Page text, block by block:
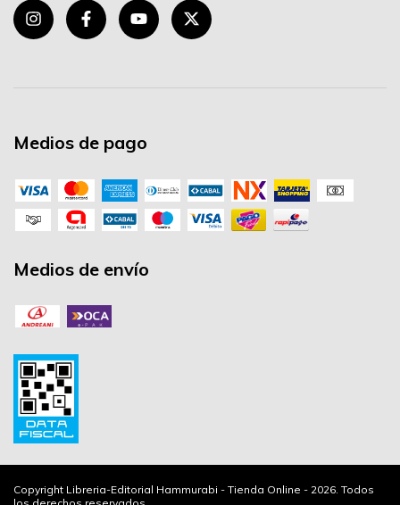
Medios de pago
Medios de envío
Copyright Libreria-Editorial Hammurabi - Tienda Online - 2026. Todos